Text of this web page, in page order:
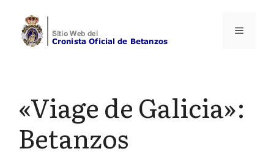
contenido
Menú
«Viage de Galicia»:
Betanzos